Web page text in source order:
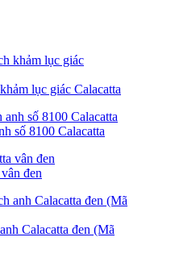
lục giác Calacatta
số 8100 Calacatta
đen
Calacatta đen (Mã